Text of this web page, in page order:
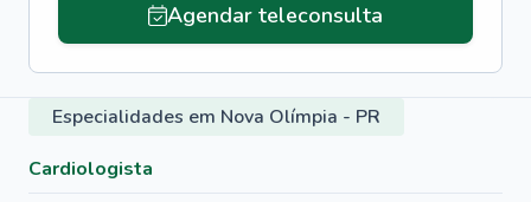
Agendar teleconsulta
Especialidades em Nova Olímpia - PR
Cardiologista